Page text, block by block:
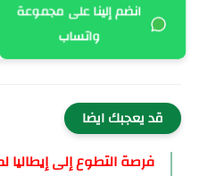
انضم إلينا على مجموعة
واتساب
قد يعجبك ايضا
فرصة التطوع إلى إيطاليا